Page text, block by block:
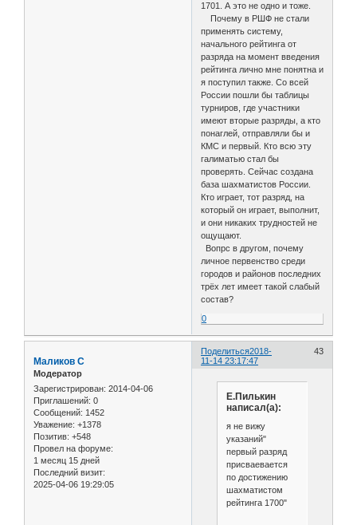
1701. А это не одно и тоже.
Почему в РШФ не стали
применять систему,
начального рейтинга от
разряда на момент введения
рейтинга лично мне понятна и
я поступил также. Со всей
России пошли бы таблицы
турниров, где участники
имеют вторые разряды, а кто
понаглей, отправляли бы и
КМС и первый. Кто всю эту
галиматью стал бы
проверять. Сейчас создана
база шахматистов России.
Кто играет, тот разряд, на
который он играет, выполнит,
и они никаких трудностей не
ощущают.
Вопрс в другом, почему
личное первенство среди
городов и районов последних
трёх лет имеет такой слабый
состав?
0
Поделиться 43
2018-
11-14 23:17:47
Маликов С
Модератор
Зарегистрирован: 2014-04-06
Приглашений: 0
Сообщений: 1452
Уважение: +1378
Позитив: +548
Провел на форуме:
1 месяц 15 дней
Последний визит:
2025-04-06 19:29:05
Е.Пилькин
написал(а):
я не вижу
указаний"
первый разряд
присваевается
по достижению
шахматистом
рейтинга 1700"